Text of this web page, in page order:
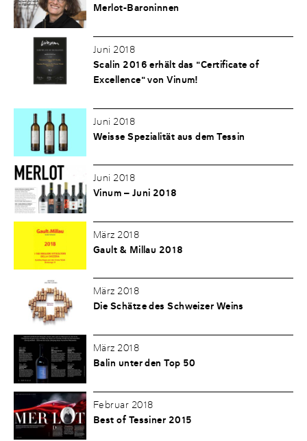
Merlot-Baroninnen
Juni 2018
Scalin 2016 erhält das "Certificate of
Excellence" von Vinum!
Juni 2018
Weisse Spezialität aus dem Tessin
Juni 2018
Vinum – Juni 2018
März 2018
Gault & Millau 2018
März 2018
Die Schätze des Schweizer Weins
März 2018
Balin unter den Top 50
Februar 2018
Best of Tessiner 2015